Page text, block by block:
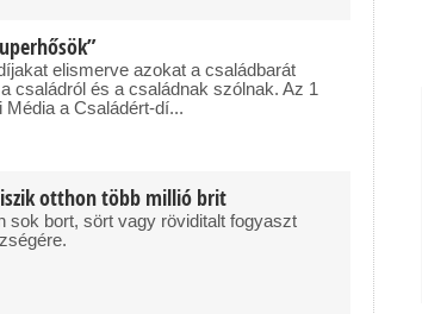
elismerve azokat a családbarát
családról és a családnak szólnak. Az 1
Média a Családért-dí...
otthon több millió brit
sok bort, sört vagy röviditalt fogyaszt